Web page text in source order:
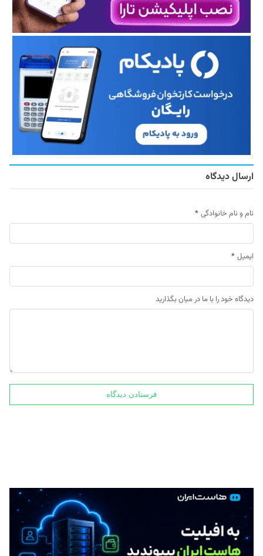
ارسال دیدگاه
نام و نام خانوادگی *
ایمیل *
دیدگاه خود را با ما در میان بگذارید